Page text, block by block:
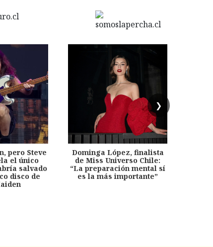
❯
pero Steve
el único
salvado
disco de
Dominga López, finalista
de Miss Universo Chile:
“La preparación mental sí
es la más importante”